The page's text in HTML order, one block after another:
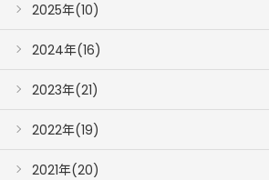
2025年(10)
2024年(16)
2023年(21)
2022年(19)
2021年(20)